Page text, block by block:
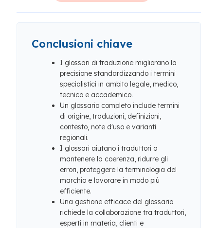
Conclusioni chiave
I glossari di traduzione migliorano la
precisione standardizzando i termini
specialistici in ambito legale, medico,
tecnico e accademico.
Un glossario completo include termini
di origine, traduzioni, definizioni,
contesto, note d'uso e varianti
regionali.
I glossari aiutano i traduttori a
mantenere la coerenza, ridurre gli
errori, proteggere la terminologia del
marchio e lavorare in modo più
efficiente.
Una gestione efficace del glossario
richiede la collaborazione tra traduttori,
esperti in materia, clienti e